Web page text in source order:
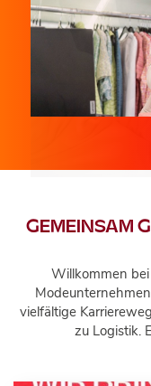
GEMEINSAM
Willkommen
vielfältige
zu Logistik.